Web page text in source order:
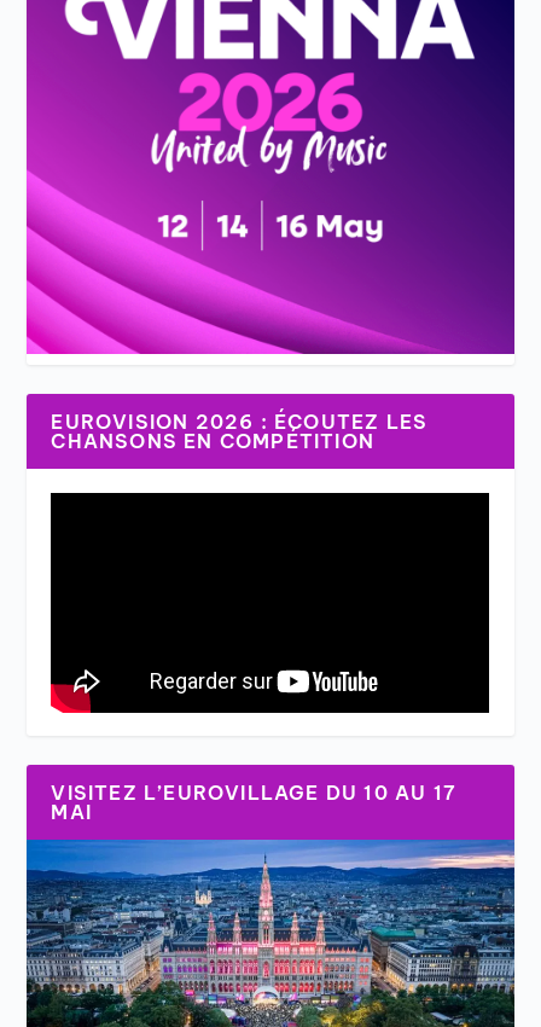
EUROVISION 2026 : ÉCOUTEZ LES
CHANSONS EN COMPÉTITION
VISITEZ L’EUROVILLAGE DU 10 AU 17
MAI